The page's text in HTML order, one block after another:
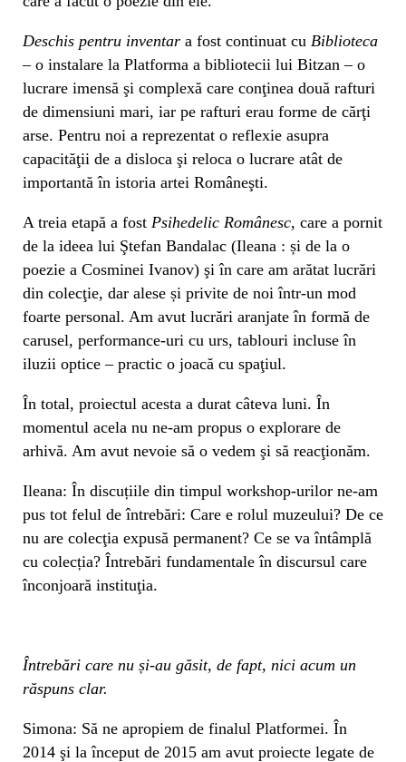
Deschis pentru inventar a fost continuat cu Biblioteca
– o instalare la Platforma a bibliotecii lui Bitzan – o
lucrare imensă şi complexă care conţinea două rafturi
de dimensiuni mari, iar pe rafturi erau forme de cărţi
arse. Pentru noi a reprezentat o reflexie asupra
capacităţii de a disloca şi reloca o lucrare atât de
importantă în istoria artei Româneşti.
A treia etapă a fost Psihedelic Românesc, care a pornit
de la ideea lui Ştefan Bandalac (Ileana : și de la o
poezie a Cosminei Ivanov) şi în care am arătat lucrări
din colecţie, dar alese și privite de noi într-un mod
foarte personal. Am avut lucrări aranjate în formă de
carusel, performance-uri cu urs, tablouri incluse în
iluzii optice – practic o joacă cu spaţiul.
În total, proiectul acesta a durat câteva luni. În
momentul acela nu ne-am propus o explorare de
arhivă. Am avut nevoie să o vedem şi să reacţionăm.
Ileana: În discuțiile din timpul workshop-urilor ne-am
pus tot felul de întrebări: Care e rolul muzeului? De ce
nu are colecţia expusă permanent? Ce se va întâmplă
cu colecția? Întrebări fundamentale în discursul care
înconjoară instituţia.
Întrebări care nu și-au găsit, de fapt, nici acum un
răspuns clar.
Simona: Să ne apropiem de finalul Platformei. În
2014 şi la început de 2015 am avut proiecte legate de